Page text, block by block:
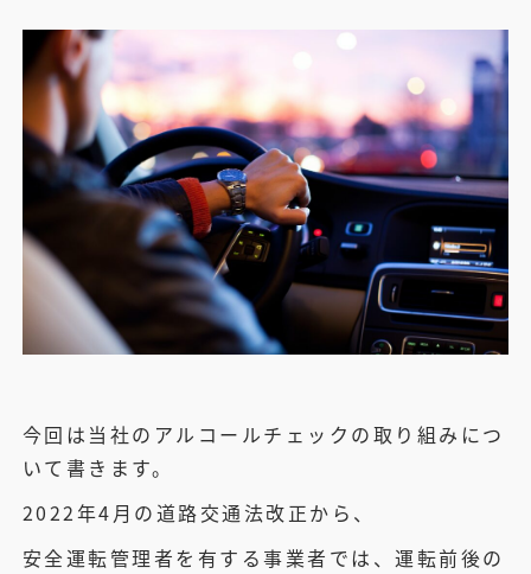
今回は当社のアルコールチェックの取り組みにつ
いて書きます。
2022年4月の道路交通法改正から、
安全運転管理者を有する事業者では、運転前後の